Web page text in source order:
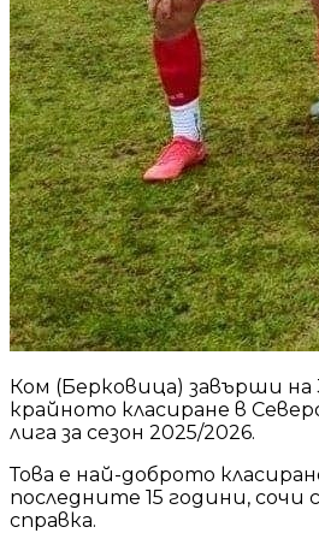
Ком (Берковица) завърши на
крайното класиране в
лига за сезон 2025/2026.
Това е най-доброто
последните 15 години,
справка.